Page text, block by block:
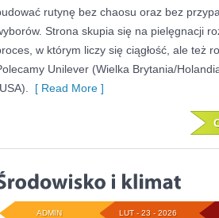
rutynę bez chaosu oraz bez
Strona skupia się na pielęgnacji
w którym liczy się ciągłość, ale też
Unilever (Wielka Brytania/
[ Read More ]
LUT - 23 - 2026
ADMIN